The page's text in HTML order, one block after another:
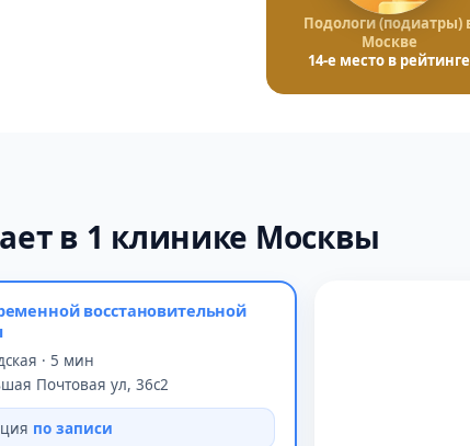
Подологи (подиатры)
Москве
14-е место в рейтинге
в 1 клинике Москвы
восстановительной
· 5 мин
Почтовая ул, 36с2
по записи